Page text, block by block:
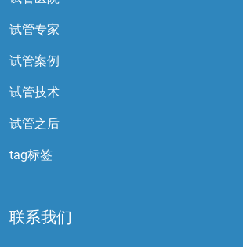
试管专家
试管案例
试管技术
试管之后
tag标签
联系我们